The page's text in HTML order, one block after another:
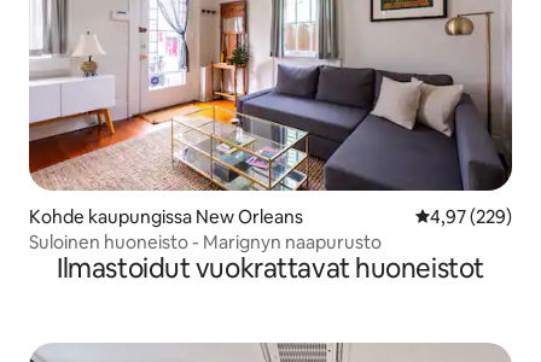
Kohde kaupungissa New Orleans
4,97 (229)
Suloinen huoneisto - Marignyn naapurusto
Ilmastoidut vuokrattavat huoneistot